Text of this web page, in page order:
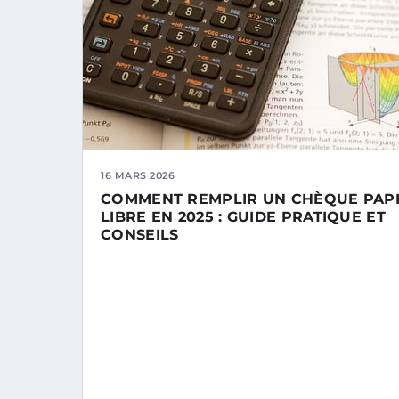
16 MARS 2026
COMMENT REMPLIR UN CHÈQUE
LIBRE EN 2025 : GUIDE PRATIQUE ET
CONSEILS